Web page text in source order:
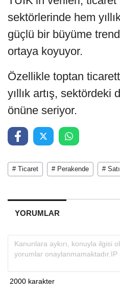
sektörlerinde hem
güçlü bir büyüme
ortaya koyuyor.
Özellikle toptan
yıllık artış, sektördeki
önüne seriyor.
# Ticaret # Perakende #
YORUMLAR